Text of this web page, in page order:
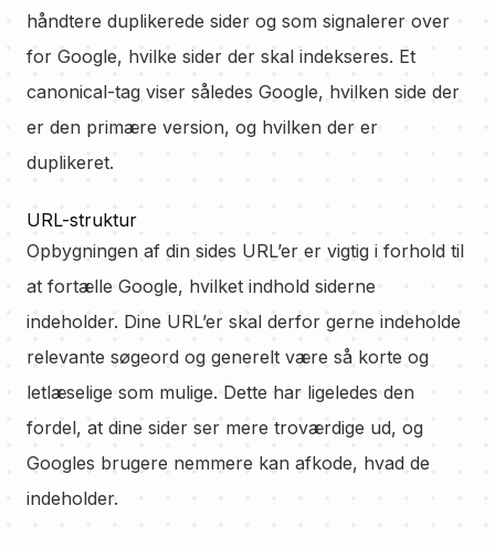
håndtere duplikerede sider og som signalerer over
for Google, hvilke sider der skal indekseres. Et
canonical-tag viser således Google, hvilken side der
er den primære version, og hvilken der er
duplikeret.
URL-struktur
Opbygningen af din sides URL’er er vigtig i forhold til
at fortælle Google, hvilket indhold siderne
indeholder. Dine URL’er skal derfor gerne indeholde
relevante søgeord og generelt være så korte og
letlæselige som mulige. Dette har ligeledes den
fordel, at dine sider ser mere troværdige ud, og
Googles brugere nemmere kan afkode, hvad de
indeholder.